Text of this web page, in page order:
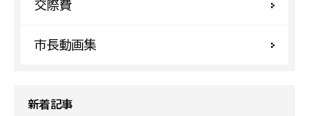
交際費
市長動画集
新着記事